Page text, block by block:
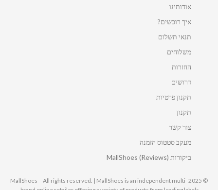
אודותינו
איך רוכשים?
תנאי תשלום
משלוחים
החזרות
דרושים
תקנון פרטיות
תקנון
צור קשר
מעקב סטטוס הזמנה
ביקורות MallShoes (Reviews)
© 2025 MallShoes – All rights reserved. | MallShoes is an independent multi-